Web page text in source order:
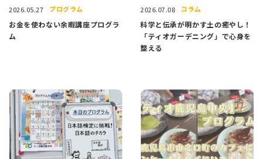
2026.05.27 プログラム
お金を使わない余暇講座プログラ
ム
2026.07.08 コラム
科学と伝承が明かす土の癒やし！
「ティオガーデニング」で心身を
整える